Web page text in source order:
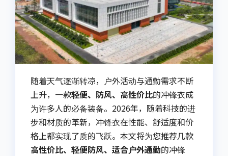
随着天气逐渐转凉，户外活动与通勤需求不断
上升，一款轻便、防风、高性价比的冲锋衣成
为许多人的必备装备。2026年，随着科技的进
步和材质的革新，冲锋衣在性能、舒适度和价
格上都实现了质的飞跃。本文将为您推荐几款
高性价比、轻便防风、适合户外通勤的冲锋